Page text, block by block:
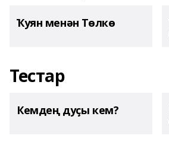
Ҡуян менән Төлкө
Тестар
Кемдең дуҫы кем?